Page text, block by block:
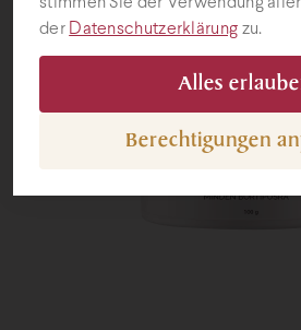
der Datenschutzerklärung zu.
Alles
Berechtigungen
Geschenke